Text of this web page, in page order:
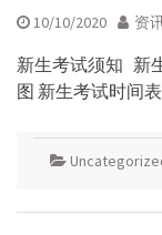
10/10/2020 资
新生考试须知 新
图 新生考试时间表